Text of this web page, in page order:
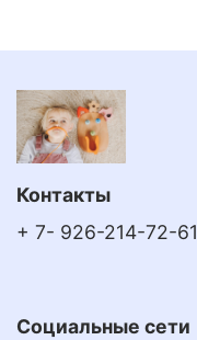
Контакты
+ 7- 926-214-72-61
Социальные сети